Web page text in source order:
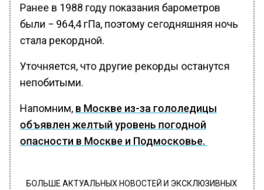
Ранее в 1988 году показания барометров
были − 964,4 гПа, поэтому сегодняшняя ночь
стала рекордной.
Уточняется, что другие рекорды останутся
непобитыми.
Напомним,в Москве из-за гололедицы
объявлен желтый уровень погодной
опасности в Москве и Подмосковье.
БОЛЬШЕ АКТУАЛЬНЫХ НОВОСТЕЙ И ЭКСКЛЮЗИВНЫХ